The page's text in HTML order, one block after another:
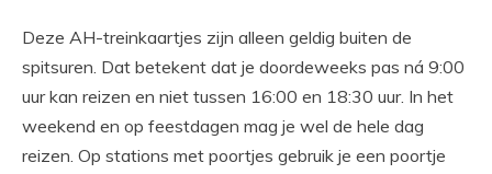
Deze AH-treinkaartjes zijn alleen geldig buiten de
spitsuren. Dat betekent dat je doordeweeks pas ná 9:00
uur kan reizen en niet tussen 16:00 en 18:30 uur. In het
weekend en op feestdagen mag je wel de hele dag
reizen. Op stations met poortjes gebruik je een poortje